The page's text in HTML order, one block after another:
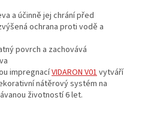
a účinně jej chrání před
ochrana proti vodě a
povrch a zachovává
impregnacíVIDARON V01vytváří
nátěrový systém na
životností 6 let.